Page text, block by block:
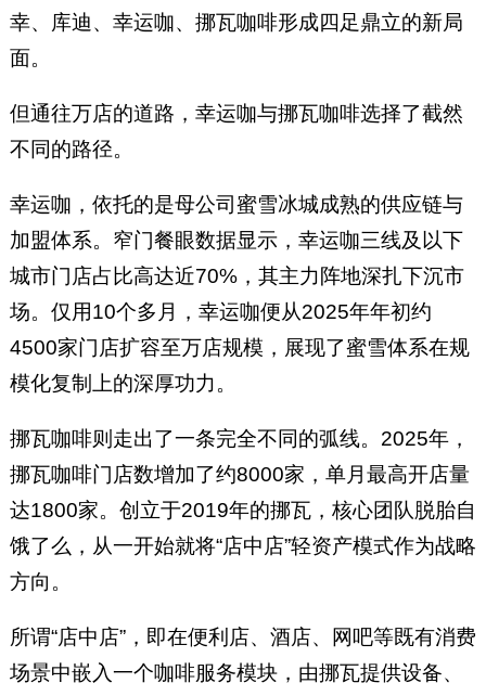
幸、库迪、幸运咖、挪瓦咖啡形成四足鼎立的新局
面。
但通往万店的道路，幸运咖与挪瓦咖啡选择了截然
不同的路径。
幸运咖，依托的是母公司蜜雪冰城成熟的供应链与
加盟体系。窄门餐眼数据显示，幸运咖三线及以下
城市门店占比高达近70%，其主力阵地深扎下沉市
场。仅用10个多月，幸运咖便从2025年年初约
4500家门店扩容至万店规模，展现了蜜雪体系在规
模化复制上的深厚功力。
挪瓦咖啡则走出了一条完全不同的弧线。2025年，
挪瓦咖啡门店数增加了约8000家，单月最高开店量
达1800家。创立于2019年的挪瓦，核心团队脱胎自
饿了么，从一开始就将“店中店”轻资产模式作为战略
方向。
所谓“店中店”，即在便利店、酒店、网吧等既有消费
场景中嵌入一个咖啡服务模块，由挪瓦提供设备、